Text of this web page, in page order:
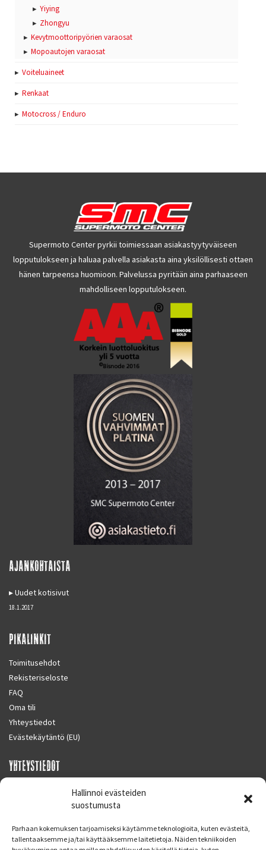
Hallinnoi evästeiden
suostumusta
Parhaan kokemuksen tarjoamiseksi käytämme teknologioita, kuten evästeitä,
tallentaaksemme ja/tai käyttääksemme laitetietoja. Näiden tekniikoiden
Yiying
Zhongyu
Kevytmoottoripyörien varaosat
Mopoautojen varaosat
Voiteluaineet
Renkaat
Motocross / Enduro
Supermoto Center pyrkii toimiessaan asiakastyytyväiseen
lopputulokseen ja haluaa palvella asiakasta aina yksilöllisesti ottaen
hänen tarpeensa huomioon. Palvelussa pyritään aina parhaaseen
mahdolliseen lopputulokseen.
AJANKOHTAISTA
Uudet kotisivut
18.1.2017
PIKALINKIT
Toimitusehdot
Rekisteriseloste
FAQ
Oma tili
Yhteystiedot
Evästekäytäntö (EU)
YHTEYSTIEDOT
SUPERMOTO CENTER
Finland